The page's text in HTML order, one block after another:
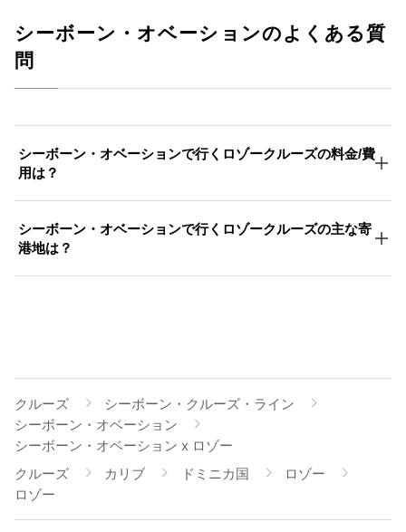
シーボーン・オベーションのよくある質
問
シーボーン・オベーションで行くロゾークルーズの料金/費
用は？
シーボーン・オベーションで行くロゾークルーズの主な寄
港地は？
クルーズ
シーボーン・クルーズ・ライン
シーボーン・オベーション
シーボーン・オベーション x ロゾー
クルーズ
カリブ ドミニカ国
ロゾー
ロゾー